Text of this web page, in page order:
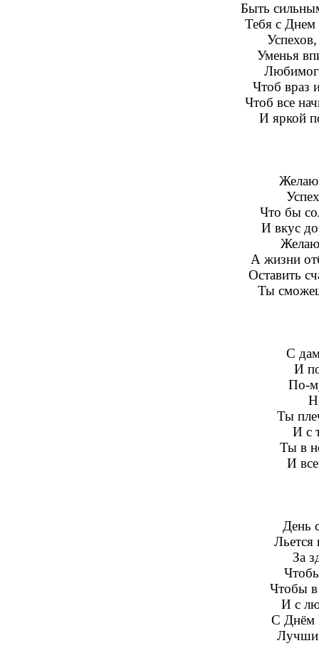
Быть
Тебя с
Уменья
Чтоб враз
Чтоб все
И яркой
Желаю,
Что бы
И вкус
А жизни
Оставить
Ты
С
И
По-
Ты
И с
Ты в
И
День
Льется
За
Чтобы
И с
С Днём